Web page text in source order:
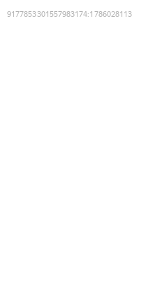
9177853301557983174:1786028113